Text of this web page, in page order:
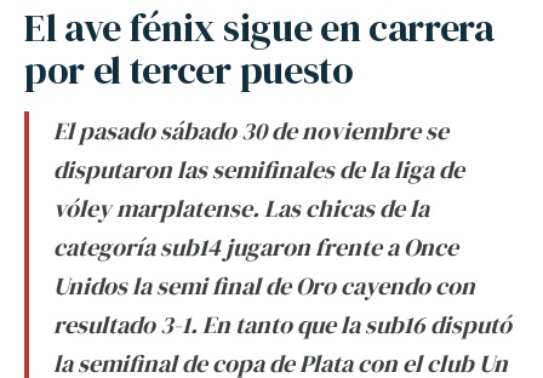
El ave fénix sigue en carrera
por el tercer puesto
El pasado sábado 30 de noviembre se
disputaron las semifinales de la liga de
vóley marplatense. Las chicas de la
categoría sub14 jugaron frente a Once
Unidos la semi final de Oro cayendo con
resultado 3-1. En tanto que la sub16 disputó
la semifinal de copa de Plata con el club Un